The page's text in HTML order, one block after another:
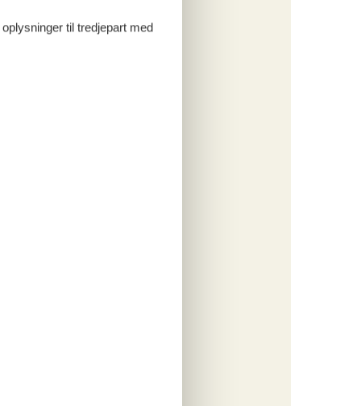
til tredjepart med